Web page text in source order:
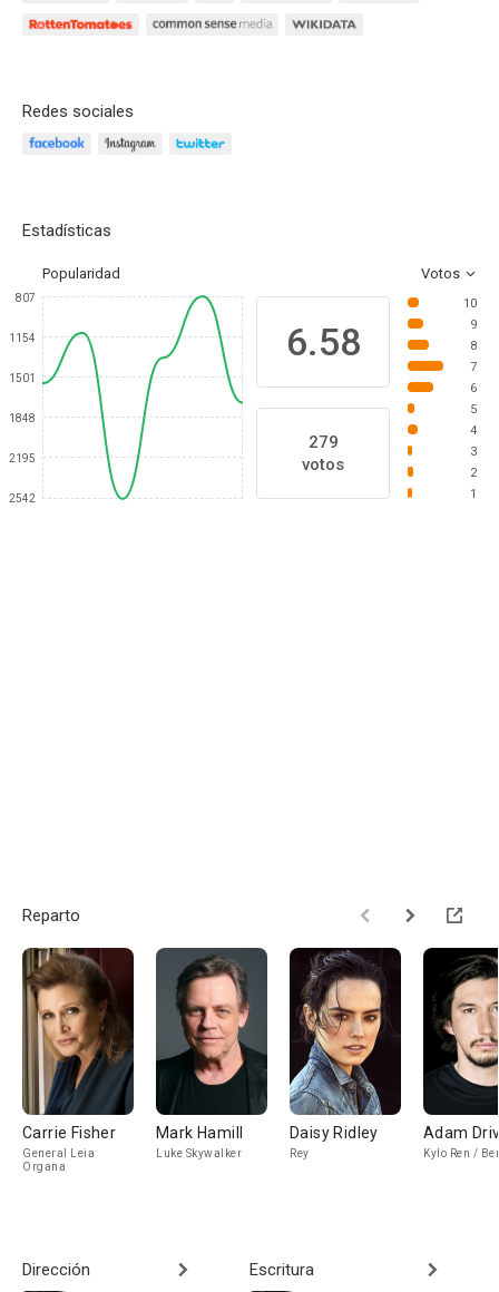
Redes sociales
Estadísticas
Popularidad Votos
807
1154
1501
1848
2195
2542
6.58
279
votos
10
9
8
7
6
5
4
3
2
1
Reparto
Carrie Fisher
General Leia
Organa
Mark Hamill
Luke Skywalker
Daisy Ridley
Rey
Adam
Kylo Ren /
Dirección
Escritura